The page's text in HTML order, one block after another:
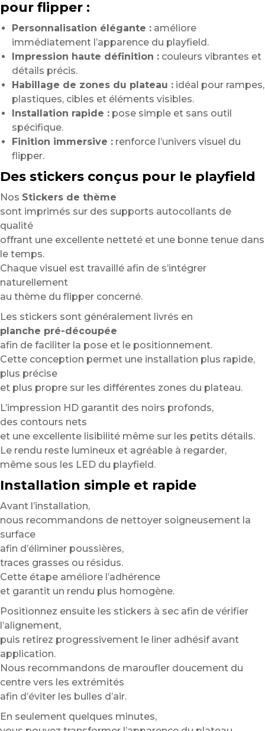
pour flipper :
Personnalisation élégante : améliore
immédiatement l’apparence du playfield.
Impression haute définition : couleurs vibrantes et
détails précis.
Habillage de zones du plateau : idéal pour rampes,
plastiques, cibles et éléments visibles.
Installation rapide : pose simple et sans outil
spécifique.
Finition immersive : renforce l’univers visuel du
flipper.
Des stickers conçus pour le playfield
Nos Stickers de thème
sont imprimés sur des supports autocollants de
qualité
offrant une excellente netteté et une bonne tenue dans
le temps.
Chaque visuel est travaillé afin de s’intégrer
naturellement
au thème du flipper concerné.
Les stickers sont généralement livrés en
planche pré-découpée
afin de faciliter la pose et le positionnement.
Cette conception permet une installation plus rapide,
plus précise
et plus propre sur les différentes zones du plateau.
L’impression HD garantit des noirs profonds,
des contours nets
et une excellente lisibilité même sur les petits détails.
Le rendu reste lumineux et agréable à regarder,
même sous les LED du playfield.
Installation simple et rapide
Avant l’installation,
nous recommandons de nettoyer soigneusement la
surface
afin d’éliminer poussières,
traces grasses ou résidus.
Cette étape améliore l’adhérence
et garantit un rendu plus homogène.
Positionnez ensuite les stickers à sec afin de vérifier
l’alignement,
puis retirez progressivement le liner adhésif avant
application.
Nous recommandons de maroufler doucement du
centre vers les extrémités
afin d’éviter les bulles d’air.
En seulement quelques minutes,